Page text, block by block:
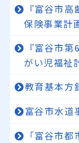
『富谷市
保険事業計
『富谷市
がい児福祉
教育基本方
富谷市水道
「富谷市